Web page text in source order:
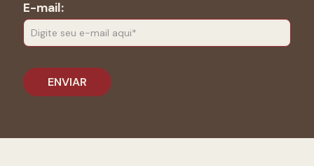
E-mail: